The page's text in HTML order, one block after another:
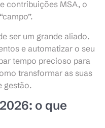
contribuições MSA, o
ser um grande aliado.
e automatizar o seu
tempo precioso para
transformar as suas
gestão.
o que